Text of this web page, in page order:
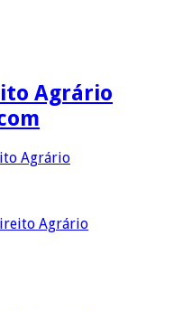
Agrário
Agrário